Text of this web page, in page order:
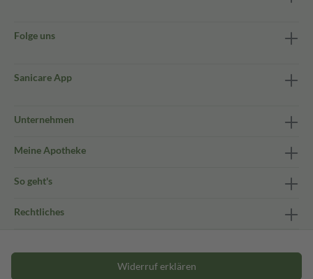
Folge uns
Sanicare App
Unternehmen
Meine Apotheke
So geht's
Rechtliches
Widerruf erklären